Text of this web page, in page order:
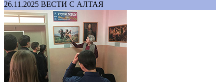
26.11.2025 ВЕСТИ С АЛТАЯ